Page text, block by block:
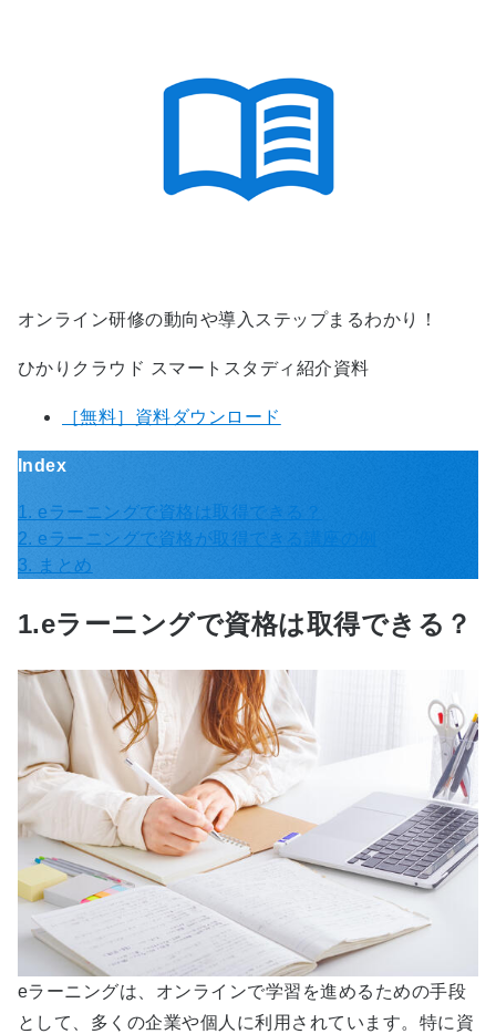
オンライン研修の動向や導入ステップまるわかり！
ひかりクラウド スマートスタディ紹介資料
［無料］資料ダウンロード
Index
1. eラーニングで資格は取得できる？
2. eラーニングで資格が取得できる講座の例
3. まとめ
1.eラーニングで資格は取得できる？
eラーニングは、オンラインで学習を進めるための手段
として、多くの企業や個人に利用されています。特に資